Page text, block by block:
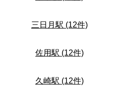
三日月駅 (12件)
佐用駅 (12件)
久崎駅 (12件)